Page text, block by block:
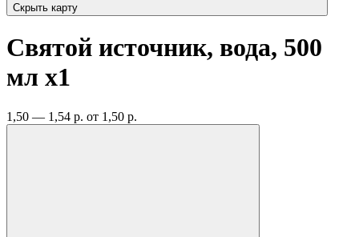
Скрыть карту
Святой источник, вода, 500
мл x1
1,50 — 1,54 р. от 1,50 р.